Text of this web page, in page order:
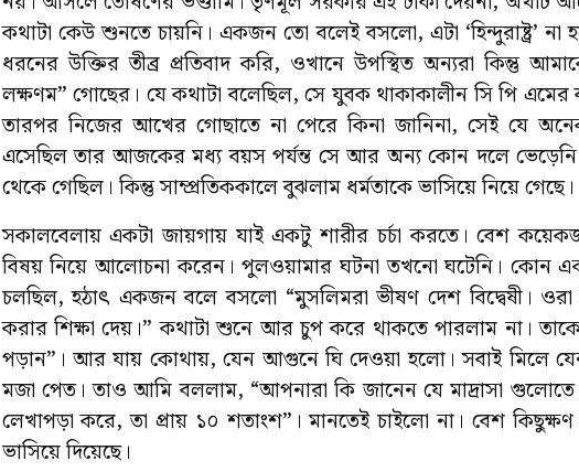
কথাটা কেউ শুনতে চায়নি। একজন তো বলেই বসলো, এটা ‘হিন্দুরাষ্ট্র’ না
ধরনের উক্তির তীব্র প্রতিবাদ করি, ওখানে উপস্থিত অন্যরা কিন্তু
লক্ষণম‌” গোছের। যে কথাটা বলেছিল, সে যুবক থাকাকালীন সি পি এমের
তারপর নিজের আখের গোছাতে না পেরে কিনা জানিনা, সেই যে
এসেছিল তার আজকের মধ্য বয়স পর্যন্ত সে আর অন্য কোন দলে
থেকে গেছিল। কিন্তু সাম্প্রতিককালে বুঝলাম ধর্মতাকে ভাসিয়ে নিয়ে গেছে।
সকালবেলায় একটা জায়গায় যাই একটু শারীর চর্চা করতে। বেশ
বিষয় নিয়ে আলোচনা করেন। পুলওয়ামার ঘটনা তখনো ঘটেনি। কোন
চলছিল, হঠাৎ একজন বলে বসলো “মুসলিমরা ভীষণ দেশ বিদ্বেষী। ওরা
করার শিক্ষা দেয়।” কথাটা শুনে আর চুপ করে থাকতে পারলাম না। তাকে
পড়ান”। আর যায় কোথায়, যেন আগুনে ঘি দেওয়া হলো। সবাই মিলে
মজা পেত। তাও আমি বললাম, “আপনারা কি জানেন যে মাদ্রাসা গুলোতে
লেখাপড়া করে, তা প্রায় ১০ শতাংশ”। মানতেই চাইলো না। বেশ
ভাসিয়ে দিয়েছে।